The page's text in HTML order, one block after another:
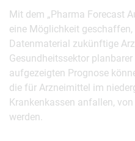
Mit dem „Pharma Forecast
eine Möglichkeit
Datenmaterial zukünftige
Gesundheitssektor
aufgezeigten Prognose
die für Arzneimittel im
Krankenkassen anfallen,
werden.